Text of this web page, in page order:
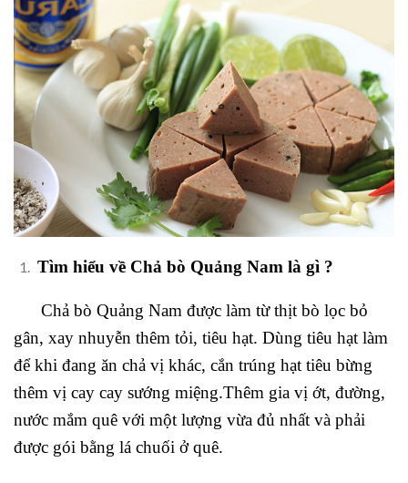
Tìm hiểu về Chả bò Quảng Nam là gì ?
Chả bò Quảng Nam được làm từ thịt bò lọc bỏ
gân, xay nhuyễn thêm tỏi, tiêu hạt. Dùng tiêu hạt làm
để khi đang ăn chả vị khác, cắn trúng hạt tiêu bừng
thêm vị cay cay sướng miệng.Thêm gia vị ớt, đường,
nước mắm quê với một lượng vừa đủ nhất và phải
được gói bằng lá chuối ở quê.